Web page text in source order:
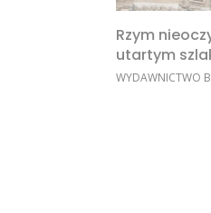
Rzym
utartym
PRODUCENT
WYDAWNICTWO